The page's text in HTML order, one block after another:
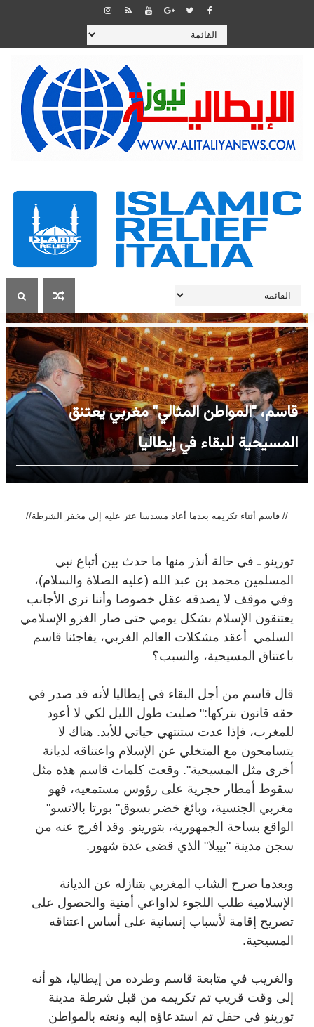
قاسم، "المواطن المثالي" مغربي يعتنق
المسيحية للبقاء في إيطاليا
//قاسم أثناء تكريمه بعدما أعاد مسدسا عثر عليه إلى مخفر الشرطة //
تورينو ـ في حالة أنذر منها ما حدث بين أتباع نبي
المسلمين محمد بن عبد الله (عليه الصلاة والسلام)،
وفي موقف لا يصدقه عقل خصوصا وأننا نرى الأجانب
يعتنقون الإسلام بشكل يومي حتى صار الغزو الإسلامي
السلمي أعقد مشكلات العالم الغربي، يفاجئنا قاسم
باعتناق المسيحية، والسبب؟
قال قاسم من أجل البقاء في إيطاليا لأنه قد صدر في
حقه قانون بتركها:" صليت طول الليل لكي لا أعود
للمغرب، فإذا عدت ستنتهي حياتي للأبد. هناك لا
يتسامحون مع المتخلي عن الإسلام واعتناقه لديانة
أخرى مثل المسيحية". وقعت كلمات قاسم هذه مثل
سقوط أمطار حجرية على رؤوس مستمعيه، فهو
مغربي الجنسية، وبائغ خضر بسوق" بورتا بالاتسو"
الواقع بساحة الجمهورية، بتورينو. وقد افرج عنه من
سجن مدينة "بييلا" الذي قضى عدة شهور.
وبعدما صرح الشاب المغربي بتنازله عن الديانة
الإسلامية طلب اللجوء لداواعي أمنية والحصول على
تصريح إقامة لأسباب إنسانية على أساس اعتناقه
المسيحية.
والغريب في متابعة قاسم وطرده من إيطاليا، هو أنه
إلى وقت قريب تم تكريمه من قبل شرطة مدينة
تورينو في حفل تم استدعاؤه إليه ونعته بالمواطن